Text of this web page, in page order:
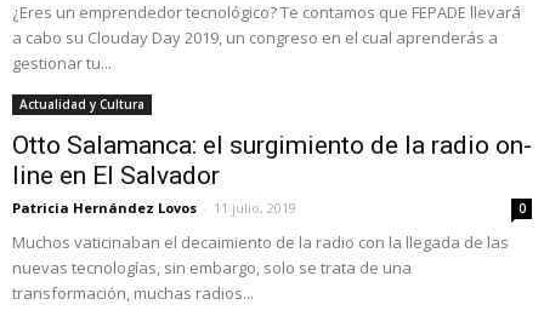
¿Eres un emprendedor tecnológico? Te contamos que FEPADE llevará
a cabo su Clouday Day 2019, un congreso en el cual aprenderás a
gestionar tu...
Actualidad y Cultura
Otto Salamanca: el surgimiento de la radio on-
line en El Salvador
Patricia Hernández Lovos - 11 julio, 2019 0
Muchos vaticinaban el decaimiento de la radio con la llegada de las
nuevas tecnologías, sin embargo, solo se trata de una
transformación, muchas radios...